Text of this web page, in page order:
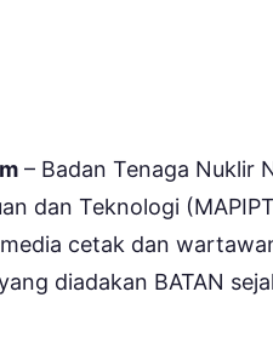
– Badan Tenaga Nuklir
dan Teknologi
cetak dan
diadakan BATAN